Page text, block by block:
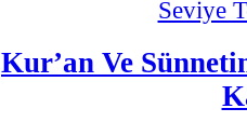
​Kur’an Ve